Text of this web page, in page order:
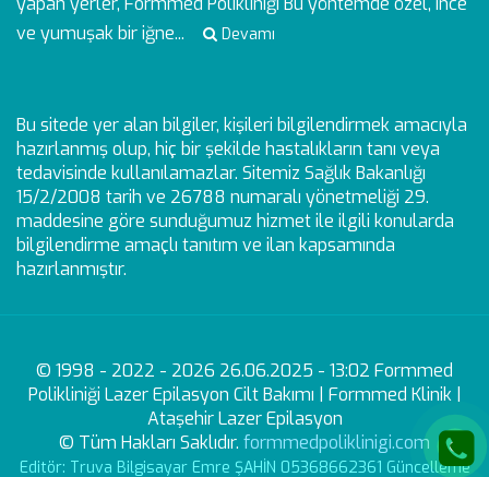
ve yumuşak bir iğne...
Devamı
Bu sitede yer alan bilgiler, kişileri bilgilendirmek amacıyla
hazırlanmış olup, hiç bir şekilde hastalıkların tanı veya
tedavisinde kullanılamazlar. Sitemiz Sağlık Bakanlığı
15/2/2008 tarih ve 26788 numaralı yönetmeliği 29.
maddesine göre sunduğumuz hizmet ile ilgili konularda
bilgilendirme amaçlı tanıtım ve ilan kapsamında
hazırlanmıştır.
© 1998 - 2022 - 2026 26.06.2025 - 13:02 Formmed
Polikliniği Lazer Epilasyon Cilt Bakımı | Formmed Klinik |
Ataşehir Lazer Epilasyon
© Tüm Hakları Saklıdır. formmedpoliklinigi.com
Editör: Truva Bilgisayar Emre ŞAHİN 05368662361 Güncelleme